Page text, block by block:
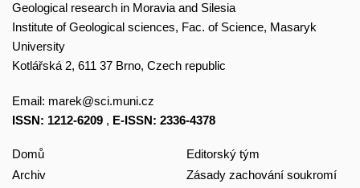
Geological research in Moravia and Silesia
Institute of Geological sciences, Fac. of Science, Masaryk
University
Kotlářská 2, 611 37 Brno, Czech republic
Email: marek@sci.muni.cz
ISSN: 1212-6209 , E-ISSN: 2336-4378
Domů
Archiv
Editorský tým
Zásady zachování soukromí